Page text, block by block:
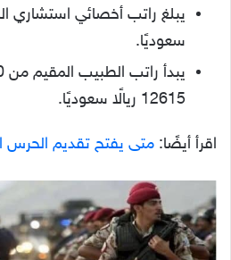
سعوديًا.
12615 ريالًا سعوديًا.
اقرأ أيضًا: متى يفتح تقديم الحرس